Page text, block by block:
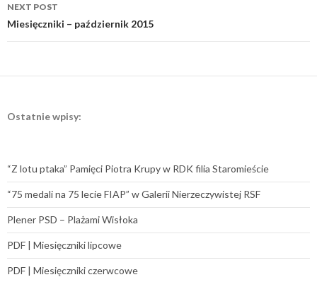
NEXT POST
Miesięczniki – październik 2015
Ostatnie wpisy:
“Z lotu ptaka” Pamięci Piotra Krupy w RDK filia Staromieście
“75 medali na 75 lecie FIAP” w Galerii Nierzeczywistej RSF
Plener PSD – Plażami Wisłoka
PDF | Miesięczniki lipcowe
PDF | Miesięczniki czerwcowe